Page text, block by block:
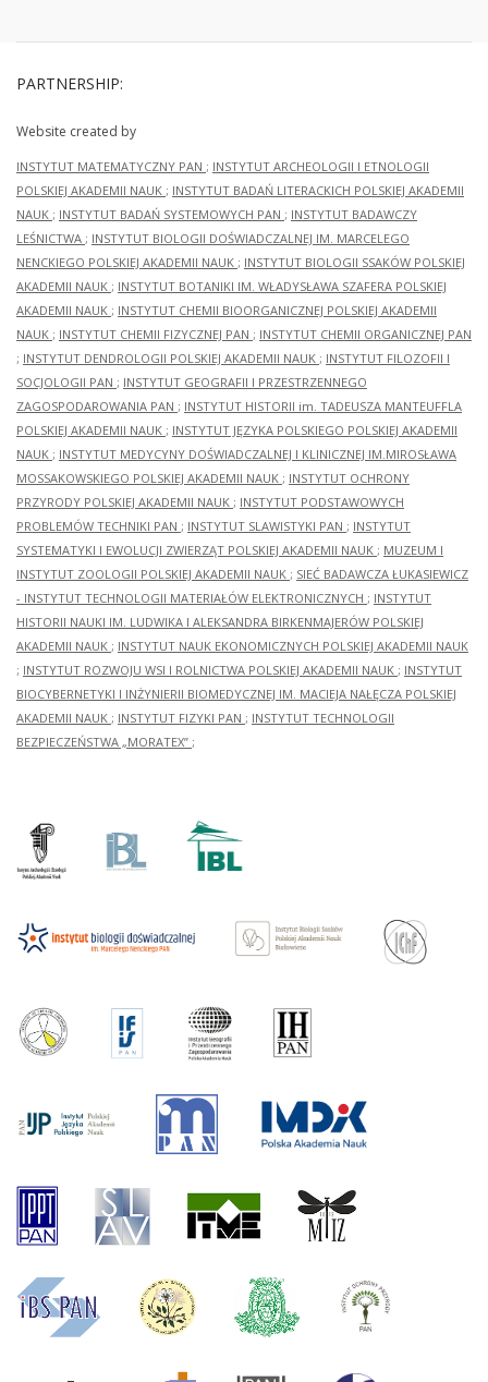
PARTNERSHIP:
Website created by
INSTYTUT MATEMATYCZNY PAN ; INSTYTUT ARCHEOLOGII I ETNOLOGII
POLSKIEJ AKADEMII NAUK ; INSTYTUT BADAŃ LITERACKICH POLSKIEJ AKADEMII
NAUK ; INSTYTUT BADAŃ SYSTEMOWYCH PAN ; INSTYTUT BADAWCZY
LEŚNICTWA ; INSTYTUT BIOLOGII DOŚWIADCZALNEJ IM. MARCELEGO
NENCKIEGO POLSKIEJ AKADEMII NAUK ; INSTYTUT BIOLOGII SSAKÓW POLSKIEJ
AKADEMII NAUK ; INSTYTUT BOTANIKI IM. WŁADYSŁAWA SZAFERA POLSKIEJ
AKADEMII NAUK ; INSTYTUT CHEMII BIOORGANICZNEJ POLSKIEJ AKADEMII
NAUK ; INSTYTUT CHEMII FIZYCZNEJ PAN ; INSTYTUT CHEMII ORGANICZNEJ PAN
; INSTYTUT DENDROLOGII POLSKIEJ AKADEMII NAUK ; INSTYTUT FILOZOFII I
SOCJOLOGII PAN ; INSTYTUT GEOGRAFII I PRZESTRZENNEGO
ZAGOSPODAROWANIA PAN ; INSTYTUT HISTORII im. TADEUSZA MANTEUFFLA
POLSKIEJ AKADEMII NAUK ; INSTYTUT JĘZYKA POLSKIEGO POLSKIEJ AKADEMII
NAUK ; INSTYTUT MEDYCYNY DOŚWIADCZALNEJ I KLINICZNEJ IM.MIROSŁAWA
MOSSAKOWSKIEGO POLSKIEJ AKADEMII NAUK ; INSTYTUT OCHRONY
PRZYRODY POLSKIEJ AKADEMII NAUK ; INSTYTUT PODSTAWOWYCH
PROBLEMÓW TECHNIKI PAN ; INSTYTUT SLAWISTYKI PAN ; INSTYTUT
SYSTEMATYKI I EWOLUCJI ZWIERZĄT POLSKIEJ AKADEMII NAUK ; MUZEUM I
INSTYTUT ZOOLOGII POLSKIEJ AKADEMII NAUK ; SIEĆ BADAWCZA ŁUKASIEWICZ
- INSTYTUT TECHNOLOGII MATERIAŁÓW ELEKTRONICZNYCH ; INSTYTUT
HISTORII NAUKI IM. LUDWIKA I ALEKSANDRA BIRKENMAJERÓW POLSKIEJ
AKADEMII NAUK ; INSTYTUT NAUK EKONOMICZNYCH POLSKIEJ AKADEMII NAUK
; INSTYTUT ROZWOJU WSI I ROLNICTWA POLSKIEJ AKADEMII NAUK ; INSTYTUT
BIOCYBERNETYKI I INŻYNIERII BIOMEDYCZNEJ IM. MACIEJA NAŁĘCZA POLSKIEJ
AKADEMII NAUK ; INSTYTUT FIZYKI PAN ; INSTYTUT TECHNOLOGII
BEZPIECZEŃSTWA „MORATEX” ;